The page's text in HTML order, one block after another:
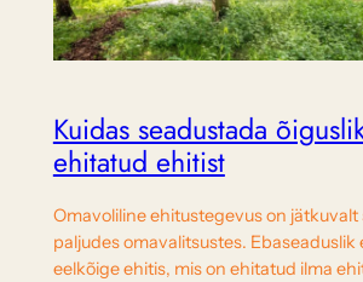
Kuidas seadustada
ehitatud ehitist
Omavoliline ehitustegevus on jätkuvalt
paljudes omavalitsustes. Ebaseaduslik
eelkõige ehitis, mis on ehitatud ilma